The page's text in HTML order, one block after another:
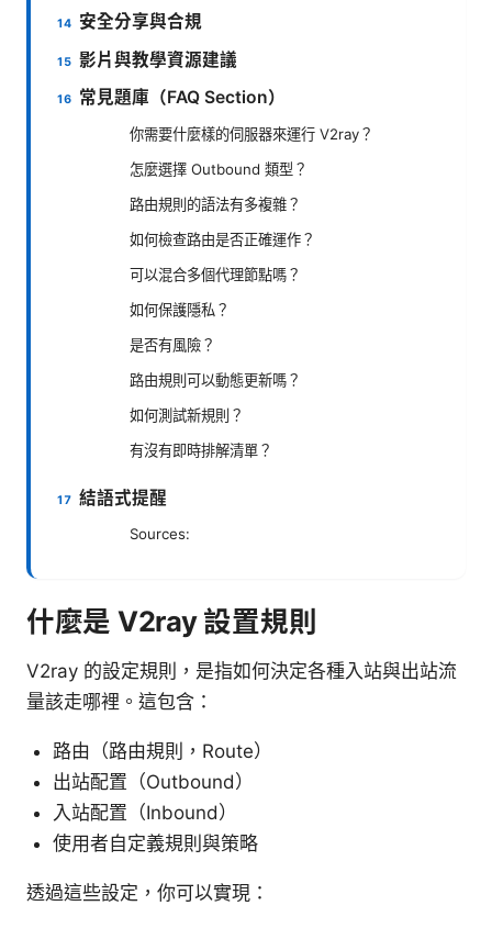
安全分享與合規
影片與教學資源建議
常見題庫（FAQ Section）
你需要什麼樣的伺服器來運行 V2ray？
怎麼選擇 Outbound 類型？
路由規則的語法有多複雜？
如何檢查路由是否正確運作？
可以混合多個代理節點嗎？
如何保護隱私？
是否有風險？
路由規則可以動態更新嗎？
如何測試新規則？
有沒有即時排解清單？
結語式提醒
Sources:
什麼是 V2ray 設置規則
V2ray 的設定規則，是指如何決定各種入站與出站流
量該走哪裡。這包含：
路由（路由規則，Route）
出站配置（Outbound）
入站配置（Inbound）
使用者自定義規則與策略
透過這些設定，你可以實現：